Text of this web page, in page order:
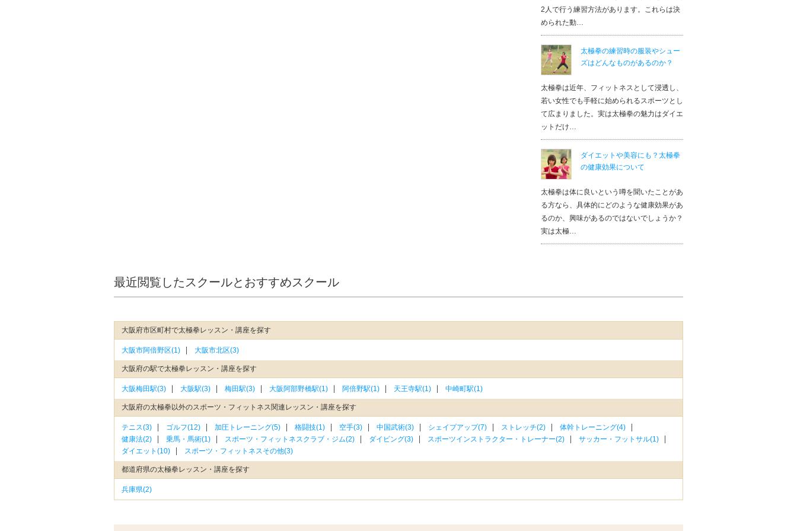
2人で行う練習方法があります。これらは決
められた動…
太極拳の練習時の服装やシュー
ズはどんなものがあるのか？
太極拳は近年、フィットネスとして浸透し、
若い女性でも手軽に始められるスポーツとし
て広まりました。実は太極拳の魅力はダイエ
ットだけ…
ダイエットや美容にも？太極拳
の健康効果について
太極拳は体に良いという噂を聞いたことがあ
る方なら、具体的にどのような健康効果があ
るのか、興味があるのではないでしょうか？
実は太極…
最近閲覧したスクールとおすすめスクール
大阪府市区町村で太極拳レッスン・講座を探す
大阪市阿倍野区(1) 大阪市北区(3)
大阪府の駅で太極拳レッスン・講座を探す
大阪梅田駅(3) 大阪駅(3) 梅田駅(3) 大阪阿部野橋駅(1) 阿倍野駅(1) 天王寺駅(1) 中崎町駅(1)
大阪府の太極拳以外のスポーツ・フィットネス関連レッスン・講座を探す
テニス(3) ゴルフ(12) 加圧トレーニング(5) 格闘技(1) 空手(3) 中国武術(3) シェイプアップ(7) ストレッチ(2)
体幹トレーニング(4)
健康法(2)
乗馬・馬術(1) スポーツ・フィットネスクラブ・ジム(2) ダイビング(3) スポーツインストラクター・トレーナー(2)
サッカー・フットサル(1)
ダイエット(10)
スポーツ・フィットネスその他(3)
都道府県の太極拳レッスン・講座を探す
兵庫県(2)